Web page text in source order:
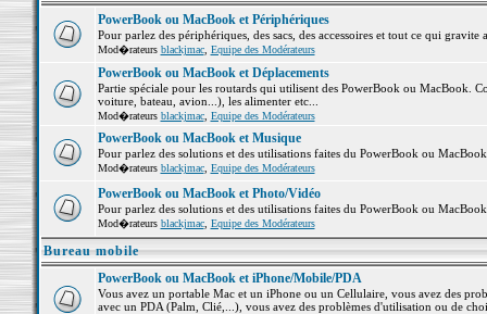
PowerBook ou MacBook et Périphériques
Pour parlez des périphériques, des sacs, des accessoires et tout ce qui
Mod�rateurs blackjmac, Equipe des Modérateurs
PowerBook ou MacBook et Déplacements
Partie spéciale pour les routards qui utilisent des PowerBook ou MacBook.
voiture, bateau, avion...), les alimenter etc...
Mod�rateurs blackjmac, Equipe des Modérateurs
PowerBook ou MacBook et Musique
Pour parlez des solutions et des utilisations faites du PowerBook ou
Mod�rateurs blackjmac, Equipe des Modérateurs
PowerBook ou MacBook et Photo/Vidéo
Pour parlez des solutions et des utilisations faites du PowerBook ou
Mod�rateurs blackjmac, Equipe des Modérateurs
Bureau mobile
PowerBook ou MacBook et iPhone/Mobile/PDA
Vous avez un portable Mac et un iPhone ou un Cellulaire, vous avez des
avec un PDA (Palm, Clié,...), vous avez des problèmes d'utilisation ou de